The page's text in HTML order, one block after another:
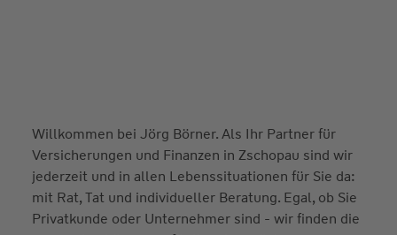
Willkommen bei Jörg Börner. Als Ihr Partner für
Versicherungen und Finanzen in Zschopau sind wir
jederzeit und in allen Lebenssituationen für Sie da:
mit Rat, Tat und individueller Beratung. Egal, ob Sie
Privatkunde oder Unternehmer sind - wir finden die